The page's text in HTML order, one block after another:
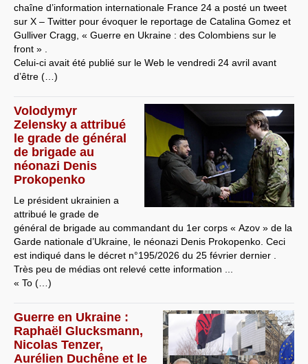
chaîne d’information internationale France 24 a posté un tweet
sur X – Twitter pour évoquer le reportage de Catalina Gomez et
Gulliver Cragg, « Guerre en Ukraine : des Colombiens sur le
front » .
Celui-ci avait été publié sur le Web le vendredi 24 avril avant
d’être (…)
Volodymyr
Zelensky a attribué
le grade de général
de brigade au
néonazi Denis
Prokopenko
Le président ukrainien a
attribué le grade de
général de brigade au commandant du 1er corps « Azov » de la
Garde nationale d’Ukraine, le néonazi Denis Prokopenko. Ceci
est indiqué dans le décret n°195/2026 du 25 février dernier .
Très peu de médias ont relevé cette information ...
« To (…)
Guerre en Ukraine :
Raphaël Glucksmann,
Nicolas Tenzer,
Aurélien Duchêne et le